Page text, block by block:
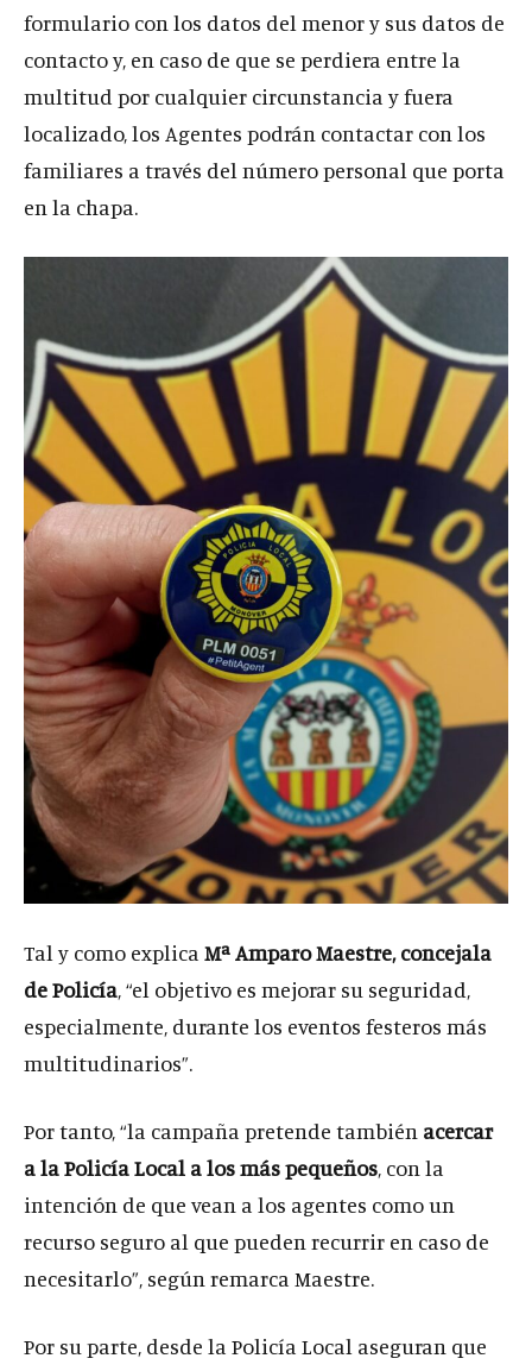
formulario con los datos del menor y sus datos de
contacto y, en caso de que se perdiera entre la
multitud por cualquier circunstancia y fuera
localizado, los Agentes podrán contactar con los
familiares a través del número personal que porta
en la chapa.
Tal y como explica Mª Amparo Maestre, concejala
de Policía, “el objetivo es mejorar su seguridad,
especialmente, durante los eventos festeros más
multitudinarios”.
Por tanto, “la campaña pretende también acercar
a la Policía Local a los más pequeños, con la
intención de que vean a los agentes como un
recurso seguro al que pueden recurrir en caso de
necesitarlo”, según remarca Maestre.
Por su parte, desde la Policía Local aseguran que